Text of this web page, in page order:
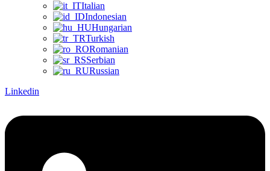
Italian
Indonesian
Hungarian
Turkish
Romanian
Serbian
Russian
Linkedin